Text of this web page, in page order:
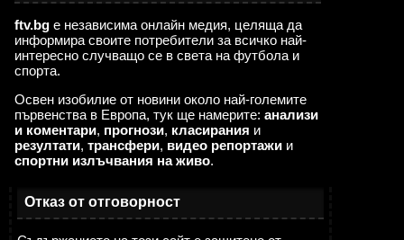
ftv.bg е независима онлайн медия, целяща да
информира своите потребители за всичко най-
интересно случващо се в света на футбола и
спорта.
Освен изобилие от новини около най-големите
първенства в Европа, тук ще намерите: анализи
и коментари, прогнози, класирания и
резултати, трансфери, видео репортажи и
спортни излъчвания на живо.
Отказ от отговорност